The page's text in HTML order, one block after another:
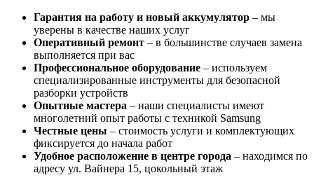
Гарантия на работу и новый аккумулятор – мы
уверены в качестве наших услуг
Оперативный ремонт – в большинстве случаев замена
выполняется при вас
Профессиональное оборудование – используем
специализированные инструменты для безопасной
разборки устройств
Опытные мастера – наши специалисты имеют
многолетний опыт работы с техникой Samsung
Честные цены – стоимость услуги и комплектующих
фиксируется до начала работ
Удобное расположение в центре города – находимся по
адресу ул. Вайнера 15, цокольный этаж